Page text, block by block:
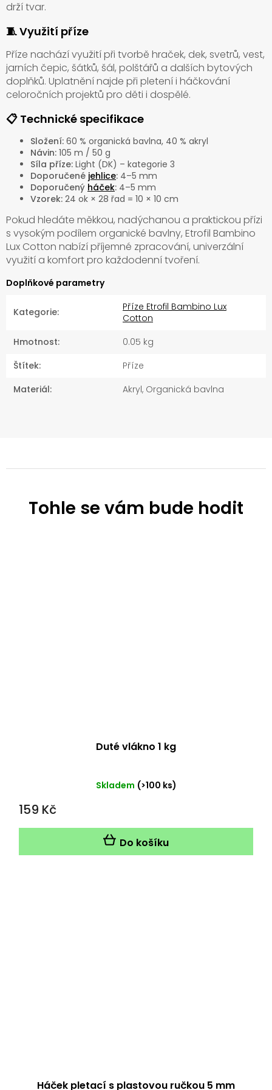
Duté vlákno 1 kg
Průměrné
5,0
z
5
Skladem (>100 ks)
159 Kč
Do košíku
Háček pletací s plastovou ručkou 5 mm
drží tvar.
🧵 Využití příze
Příze nachází využití při tvorbě hraček, dek, svetrů, vest,
jarních čepic, šátků, šál, polštářů a dalších bytových
doplňků. Uplatnění najde při pletení i háčkování
celoročních projektů pro děti i dospělé.
📋 Technické specifikace
Složení: 60 % organická bavlna, 40 % akryl
Návin: 105 m / 50 g
Síla příze: Light (DK) – kategorie 3
Doporučené jehlice: 4–5 mm
Doporučený háček: 4–5 mm
Vzorek: 24 ok × 28 řad = 10 × 10 cm
Pokud hledáte měkkou, nadýchanou a praktickou přízi
s vysokým podílem organické bavlny, Etrofil Bambino
Lux Cotton nabízí příjemné zpracování, univerzální
využití a komfort pro každodenní tvoření.
Doplňkové parametry
Kategorie:
Příze Etrofil Bambino Lux
Cotton
Hmotnost:
0.05 kg
Štítek:
Příze
Materiál: Akryl, Organická bavlna